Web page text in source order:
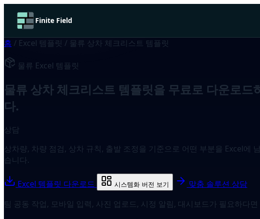
Finite Field
홈 / Excel 템플릿 / 물류 상차 체크리스트 템플릿
물류 Excel 템플릿
물류 상차 체크리스트 템플릿을 무료로 다운로
다.
상담
상차량, 차량 점검, 상차 규칙, 출발 조정을 기준으로 어떤 부분을 Excel에
습니다.
Excel 템플릿 다운로드 시스템화 버전 보기
맞춤 솔루션 상담
팀 공동 작업, 모바일 입력, 사진 업로드, 시정 알림, 대시보드가 필요하다